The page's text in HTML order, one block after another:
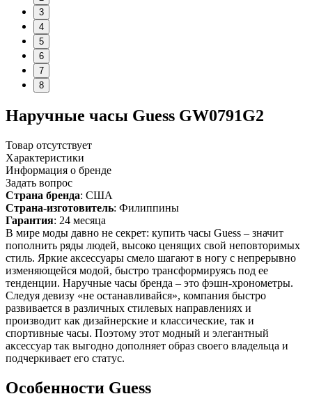
3
4
5
6
7
8
Наручные часы Guess GW0791G2
Товар отсутствует
Характеристики
Информация о бренде
Задать вопрос
Страна бренда: США
Страна-изготовитель: Филиппины
Гарантия: 24 месяца
В мире моды давно не секрет: купить часы Guess – значит
пополнить ряды людей, высоко ценящих свой неповторимых
стиль. Яркие аксессуары смело шагают в ногу с непрерывно
изменяющейся модой, быстро трансформируясь под ее
тенденции. Наручные часы бренда – это фэшн-хронометры.
Следуя девизу «не останавливайся», компания быстро
развивается в различных стилевых направлениях и
производит как дизайнерские и классические, так и
спортивные часы. Поэтому этот модный и элегантный
аксессуар так выгодно дополняет образ своего владельца и
подчеркивает его статус.
Особенности Guess